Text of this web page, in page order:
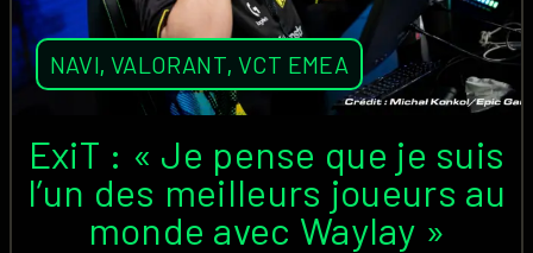
NAVI,VALORANT,VCT EMEA
ExiT : « Je pense que je suis
l’un des meilleurs joueurs au
monde avec Waylay »